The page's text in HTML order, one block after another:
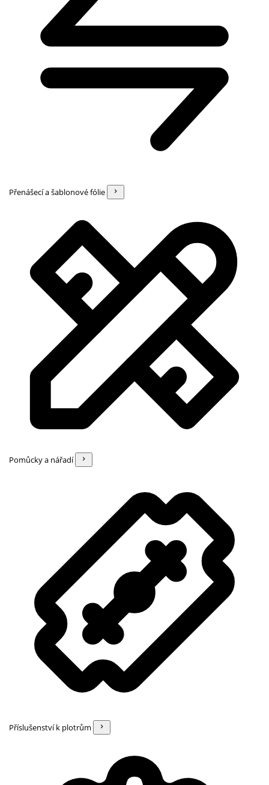
Přenášecí a šablonové fólie
Pomůcky a nářadí
Příslušenství k plotrům